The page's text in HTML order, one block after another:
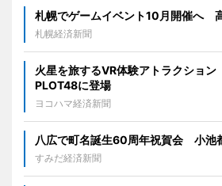
札幌でゲームイベント10月開催へ
札幌経済新聞
火星を旅するVR体験アトラクショ
PLOT48に登場
ヨコハマ経済新聞
八広で町名誕生60周年祝賀会 小池
すみだ経済新聞